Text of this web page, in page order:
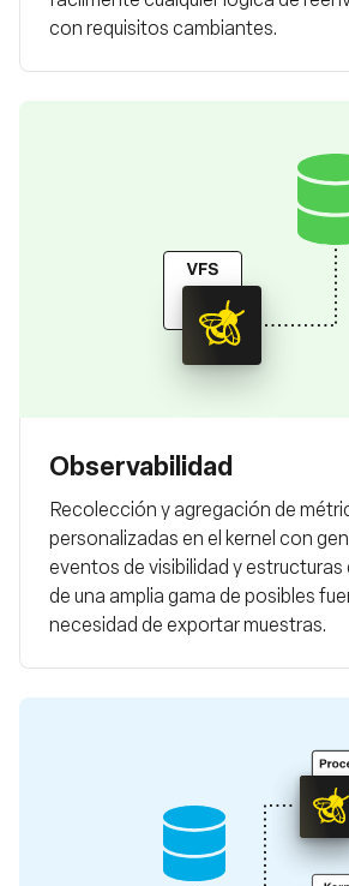
con requisitos cambiantes.
Observabilidad
Recolección y agregación de
personalizadas en el kernel con
eventos de visibilidad y
de una amplia gama de posibles
necesidad de exportar muestras.